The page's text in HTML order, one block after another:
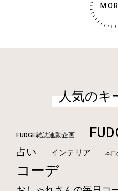
人気のキ
FUDGE雑誌連動企画
占い インテリア 本日
コーデ